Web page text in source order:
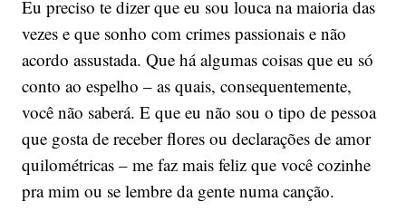
Eu preciso te dizer que eu sou louca na maioria das
vezes e que sonho com crimes passionais e não
acordo assustada. Que há algumas coisas que eu só
conto ao espelho – as quais, consequentemente,
você não saberá. E que eu não sou o tipo de pessoa
que gosta de receber flores ou declarações de amor
quilométricas – me faz mais feliz que você cozinhe
pra mim ou se lembre da gente numa canção.